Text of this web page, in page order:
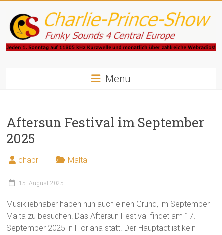
Inhalt
springen
Funky
Sounds
4
Central
Menü
Aftersun Festival im September
2025
chapri Malta
15. August 2025
Musikliebhaber haben nun auch einen Grund, im September
Malta zu besuchen! Das Aftersun Festival findet am 17.
September 2025 in Floriana statt. Der Hauptact ist kein